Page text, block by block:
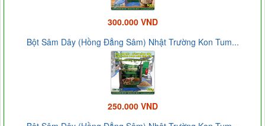
300.000 VND
Bột Sâm Dây (Hồng Đẳng Sâm) Nhật Trường Kon Tum...
250.000 VND